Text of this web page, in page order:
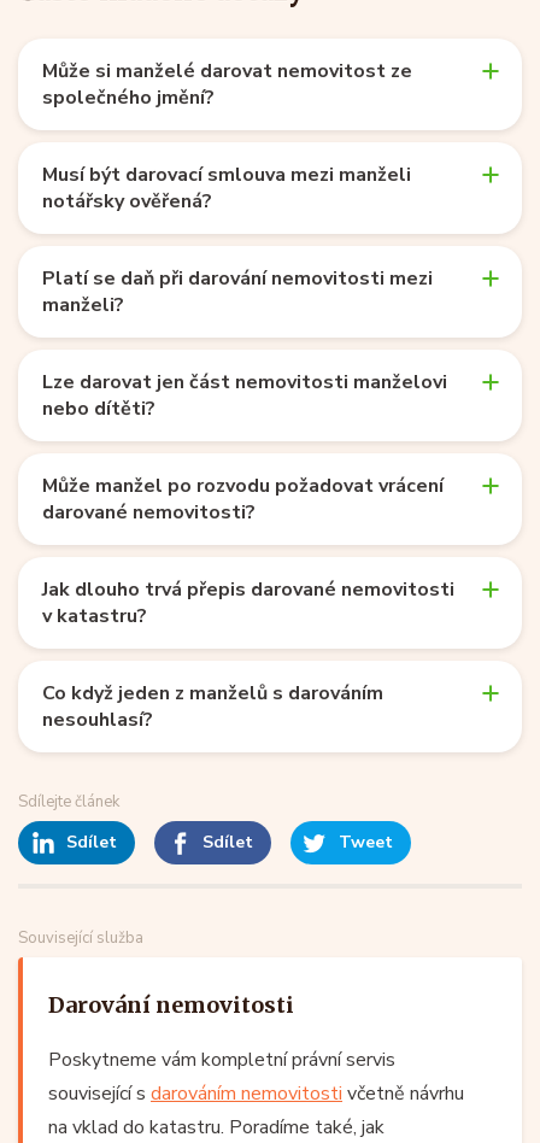
Může si manželé darovat nemovitost ze
společného jmění?
Musí být darovací smlouva mezi manželi
notářsky ověřená?
Platí se daň při darování nemovitosti mezi
manželi?
Lze darovat jen část nemovitosti manželovi
nebo dítěti?
Může manžel po rozvodu požadovat vrácení
darované nemovitosti?
Jak dlouho trvá přepis darované nemovitosti
v katastru?
Co když jeden z manželů s darováním
nesouhlasí?
Sdílejte článek
Sdílet Sdílet Tweet
Související služba
Darování nemovitosti
Poskytneme vám kompletní právní servis
související s darováním nemovitosti včetně návrhu
na vklad do katastru. Poradíme také, jak